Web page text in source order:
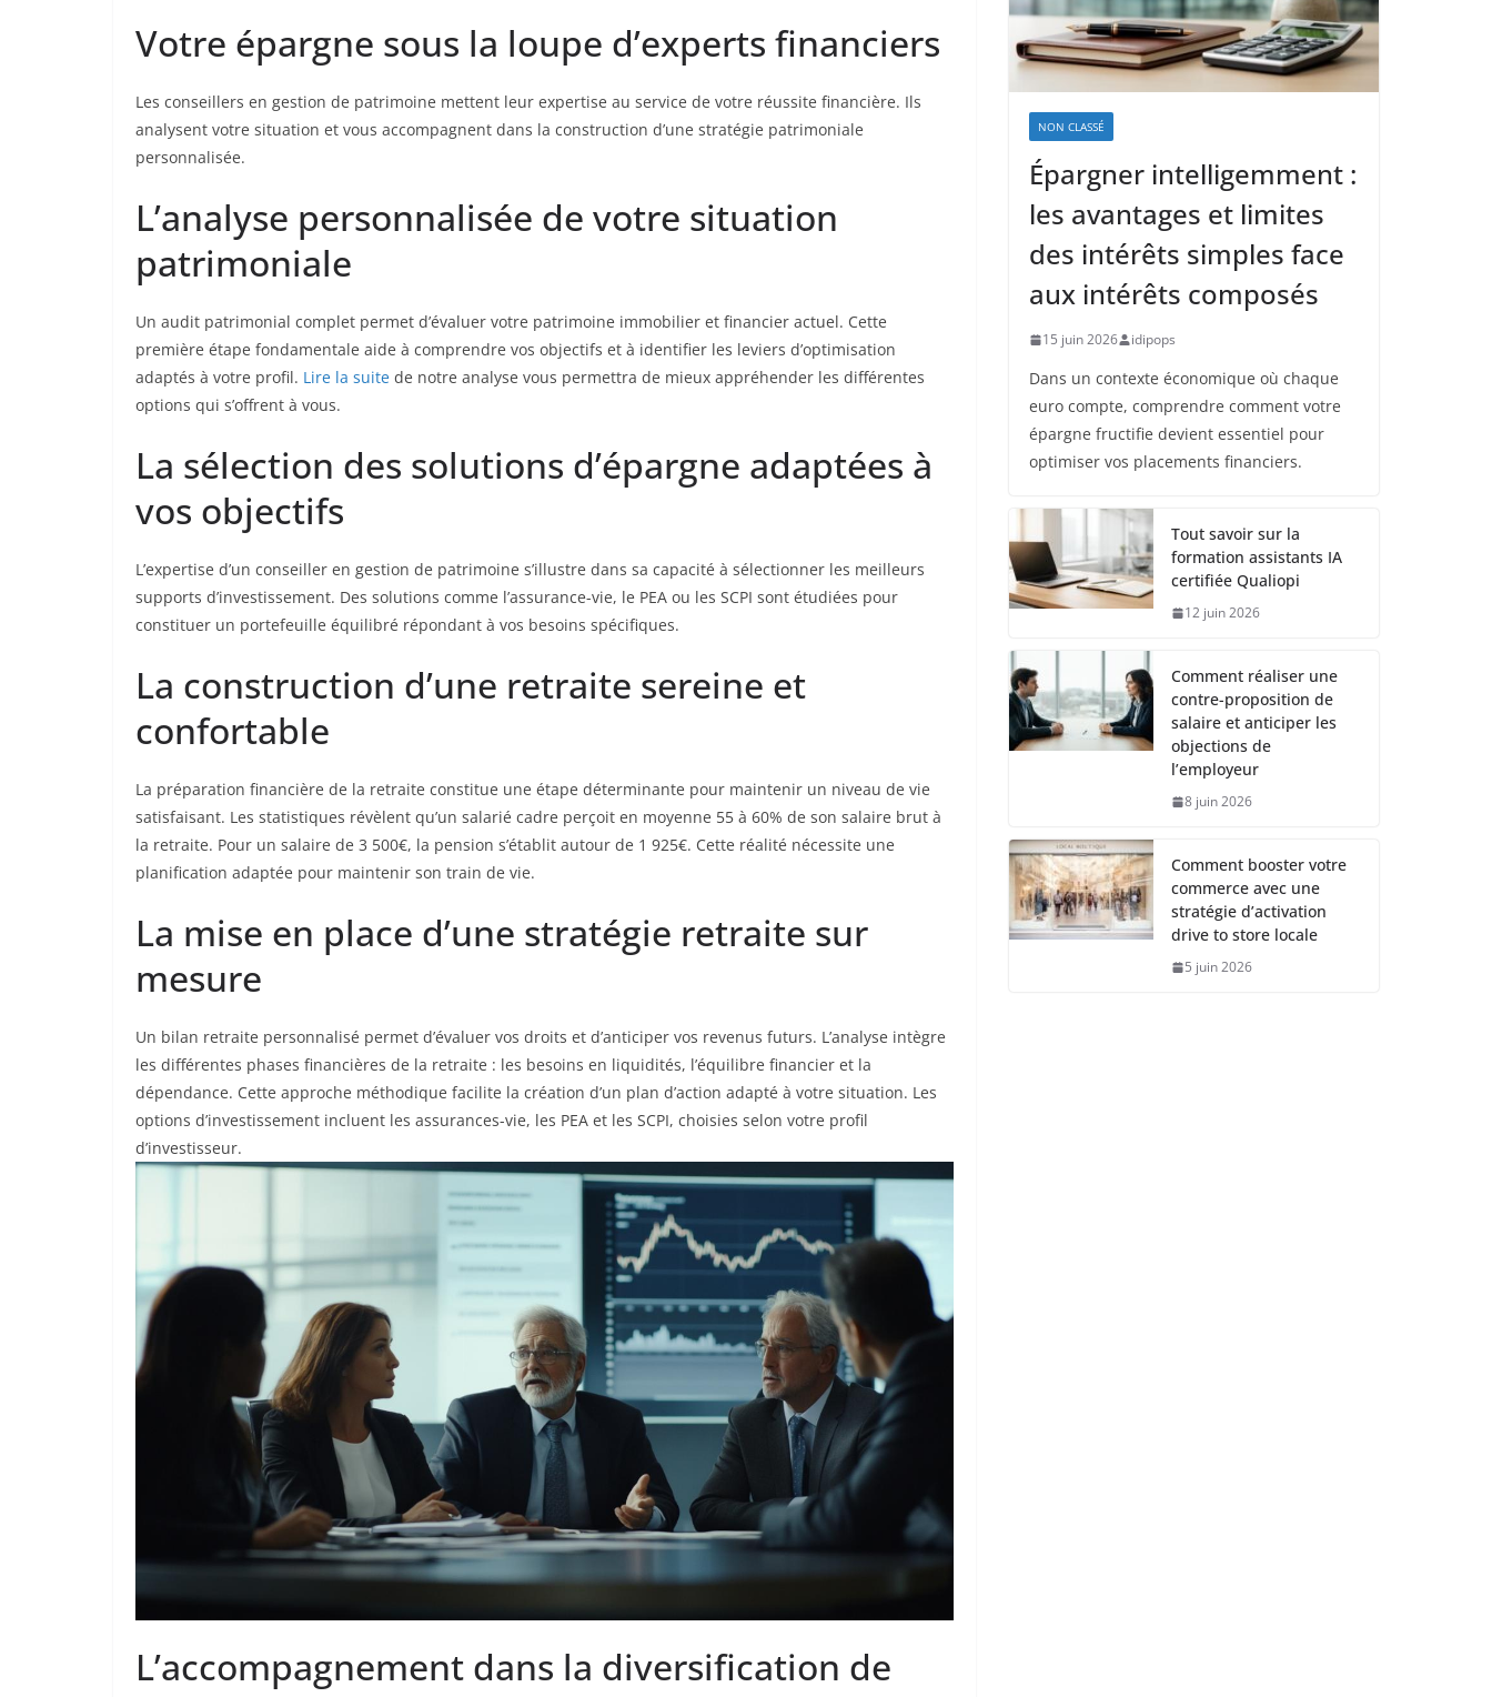
Votre épargne sous la loupe d’experts financiers
Les conseillers en gestion de patrimoine mettent leur expertise au service de votre réussite financière. Ils
analysent votre situation et vous accompagnent dans la construction d’une stratégie patrimoniale
personnalisée.
L’analyse personnalisée de votre situation
patrimoniale
Un audit patrimonial complet permet d’évaluer votre patrimoine immobilier et financier actuel. Cette
première étape fondamentale aide à comprendre vos objectifs et à identifier les leviers d’optimisation
adaptés à votre profil. Lire la suite de notre analyse vous permettra de mieux appréhender les différentes
options qui s’offrent à vous.
La sélection des solutions d’épargne adaptées à
vos objectifs
L’expertise d’un conseiller en gestion de patrimoine s’illustre dans sa capacité à sélectionner les meilleurs
supports d’investissement. Des solutions comme l’assurance-vie, le PEA ou les SCPI sont étudiées pour
constituer un portefeuille équilibré répondant à vos besoins spécifiques.
La construction d’une retraite sereine et
confortable
La préparation financière de la retraite constitue une étape déterminante pour maintenir un niveau de vie
satisfaisant. Les statistiques révèlent qu’un salarié cadre perçoit en moyenne 55 à 60% de son salaire brut à
la retraite. Pour un salaire de 3 500€, la pension s’établit autour de 1 925€. Cette réalité nécessite une
planification adaptée pour maintenir son train de vie.
La mise en place d’une stratégie retraite sur
mesure
Un bilan retraite personnalisé permet d’évaluer vos droits et d’anticiper vos revenus futurs. L’analyse intègre
les différentes phases financières de la retraite : les besoins en liquidités, l’équilibre financier et la
dépendance. Cette approche méthodique facilite la création d’un plan d’action adapté à votre situation. Les
options d’investissement incluent les assurances-vie, les PEA et les SCPI, choisies selon votre profil
d’investisseur.
L’accompagnement dans la diversification de
NON CLASSÉ
Épargner intelligemment :
les avantages et limites
des intérêts simples face
aux intérêts composés
15 juin 2026 idipops
Dans un contexte économique où chaque
euro compte, comprendre comment votre
épargne fructifie devient essentiel pour
optimiser vos placements financiers.
Tout savoir sur la
formation assistants IA
certifiée Qualiopi
12 juin 2026
Comment réaliser une
contre-proposition de
salaire et anticiper les
objections de
l’employeur
8 juin 2026
Comment booster votre
commerce avec une
stratégie d’activation
drive to store locale
5 juin 2026